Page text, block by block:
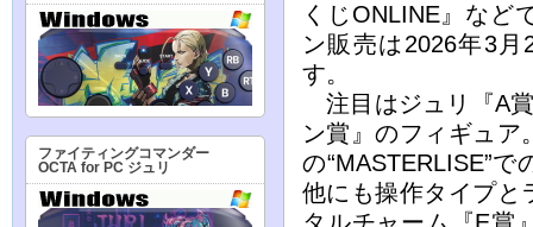
くじONLINE』など
ン販売は2026年3
す。
注目はジュリ『A
ン賞』のフィギュア
の“MASTERLISE”
他にも操作タイプと
ファイティングコマンダー
OCTA for PC ジュリ